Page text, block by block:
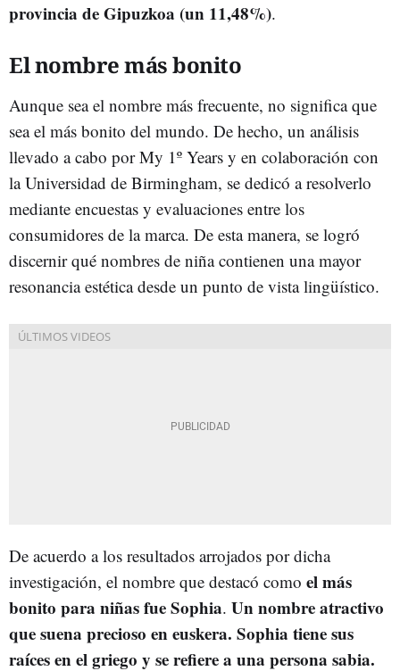
provincia de Gipuzkoa (un 11,48%).
El nombre más bonito
Aunque sea el nombre más frecuente, no significa que
sea el más bonito del mundo. De hecho, un análisis
llevado a cabo por My 1º Years y en colaboración con
la Universidad de Birmingham, se dedicó a resolverlo
mediante encuestas y evaluaciones entre los
consumidores de la marca. De esta manera, se logró
discernir qué nombres de niña contienen una mayor
resonancia estética desde un punto de vista lingüístico.
De acuerdo a los resultados arrojados por dicha
investigación, el nombre que destacó como el más
bonito para niñas fue Sophia. Un nombre atractivo
que suena precioso en euskera. Sophia tiene sus
raíces en el griego y se refiere a una persona sabia.